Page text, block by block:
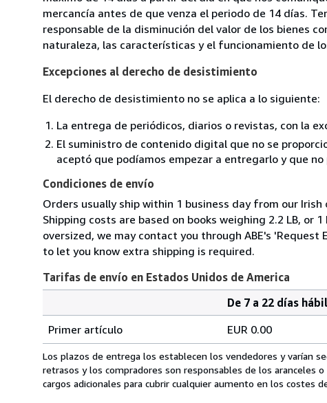
mercancía antes de que venza el periodo de 14 días.
responsable de la disminución del valor de los bienes
naturaleza, las características y el funcionamiento de
Excepciones al derecho de desistimiento
El derecho de desistimiento no se aplica a lo siguiente:
La entrega de periódicos, diarios o revistas, con la
El suministro de contenido digital que no se
aceptó que podíamos empezar a entregarlo y que
Condiciones de envío
Orders usually ship within 1 business day from our Irish
Shipping costs are based on books weighing 2.2 LB, or
oversized, we may contact you through ABE's
to let you know extra shipping is required.
Tarifas de envío en Estados Unidos de America
de
envío
en
Estados
pedido
De 7 a 22 días
Primer artículo
EUR 0.00
Los plazos de entrega los establecen los vendedores y varían
retrasos y los compradores son responsables de los aranceles
cargos adicionales para cubrir cualquier aumento en los costes